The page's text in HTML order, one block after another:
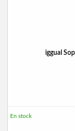
iggual
En stock